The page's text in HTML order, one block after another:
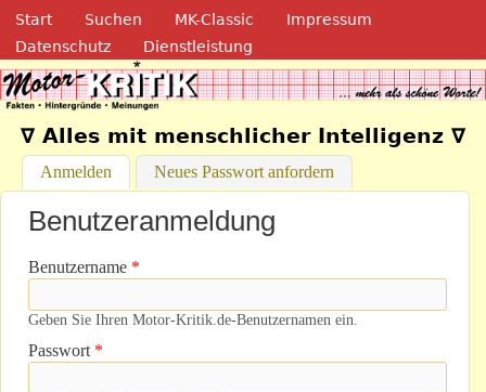
Direkt zum Inhalt
Navigation
Start Suchen MK-Classic
Impressum
Datenschutz
Dienstleistung
Motor-Kritik.de
∇ Alles mit menschlicher Intelligenz ∇
Anmelden (aktiver Reiter)
Neues Passwort anfordern
Benutzeranmeldung
Benutzername *
Geben Sie Ihren Motor-Kritik.de-Benutzernamen ein.
Passwort *